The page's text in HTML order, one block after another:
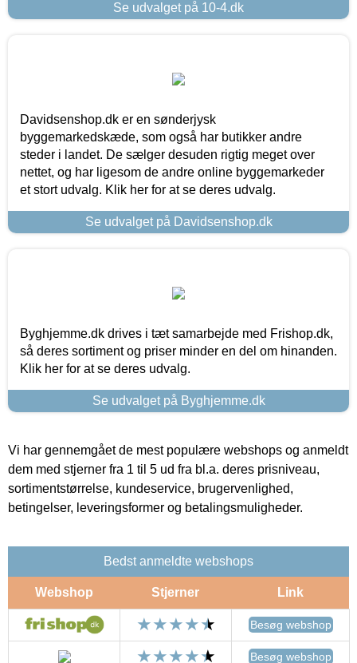
Se udvalget på 10-4.dk
Davidsenshop.dk er en sønderjysk
byggemarkedskæde, som også har butikker andre
steder i landet. De sælger desuden rigtig meget over
nettet, og har ligesom de andre online byggemarkeder
et stort udvalg. Klik her for at se deres udvalg.
Se udvalget på Davidsenshop.dk
Byghjemme.dk drives i tæt samarbejde med Frishop.dk,
så deres sortiment og priser minder en del om hinanden.
Klik her for at se deres udvalg.
Se udvalget på Byghjemme.dk
Vi har gennemgået de mest populære webshops og anmeldt
dem med stjerner fra 1 til 5 ud fra bl.a. deres prisniveau,
sortimentstørrelse, kundeservice, brugervenlighed,
betingelser, leveringsformer og betalingsmuligheder.
Bedst anmeldte webshops
Webshop Stjerner Link
Besøg webshop
Besøg webshop